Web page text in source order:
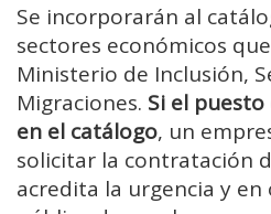
Se incorporarán al
sectores económicos
Ministerio de Inclusión,
Migraciones. Si el
en el catálogo, un
solicitar la contratación
acredita la urgencia y en